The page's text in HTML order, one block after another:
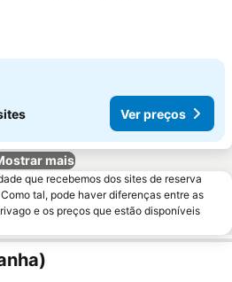
Ver preços
mais
que recebemos dos sites de reserva
tal, pode haver diferenças entre as
e os preços que estão disponíveis